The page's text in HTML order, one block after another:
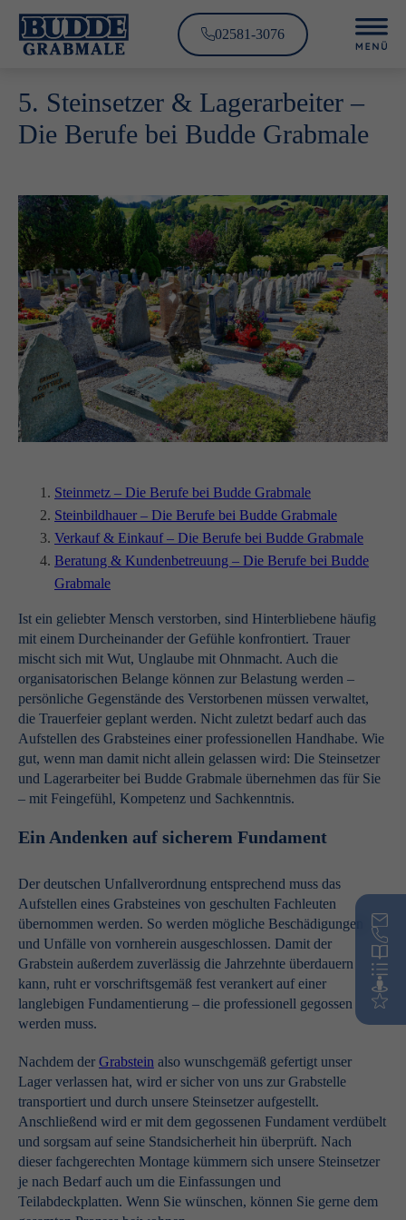
02581-3076
5. Steinsetzer & Lagerarbeiter –
Die Berufe bei Budde Grabmale
Steinmetz – Die Berufe bei Budde Grabmale
Steinbildhauer – Die Berufe bei Budde Grabmale
Verkauf & Einkauf – Die Berufe bei Budde Grabmale
Beratung & Kundenbetreuung – Die Berufe bei Budde
Grabmale
Ist ein geliebter Mensch verstorben, sind Hinterbliebene häufig
mit einem Durcheinander der Gefühle konfrontiert. Trauer
mischt sich mit Wut, Unglaube mit Ohnmacht. Auch die
organisatorischen Belange können zur Belastung werden –
persönliche Gegenstände des Verstorbenen müssen verwaltet,
die Trauerfeier geplant werden. Nicht zuletzt bedarf auch das
Aufstellen des Grabsteines einer professionellen Handhabe. Wie
gut, wenn man damit nicht allein gelassen wird: Die Steinsetzer
und Lagerarbeiter bei Budde Grabmale übernehmen das für Sie
– mit Feingefühl, Kompetenz und Sachkenntnis.
Ein Andenken auf sicherem Fundament
Der deutschen Unfallverordnung entsprechend muss das
Aufstellen eines Grabsteines von geschulten Fachleuten
übernommen werden. So werden mögliche Beschädigungen
und Unfälle von vornherein ausgeschlossen. Damit der
Grabstein außerdem zuverlässig die Jahrzehnte überdauern
kann, ruht er vorschriftsgemäß fest verankert auf einer
langlebigen Fundamentierung – die professionell gegossen
werden muss.
Nachdem der Grabstein also wunschgemäß gefertigt unser
Lager verlassen hat, wird er sicher von uns zur Grabstelle
transportiert und durch unsere Steinsetzer aufgestellt.
Anschließend wird er mit dem gegossenen Fundament verdübelt
und sorgsam auf seine Standsicherheit hin überprüft. Nach
dieser fachgerechten Montage kümmern sich unsere Steinsetzer
je nach Bedarf auch um die Einfassungen und
Teilabdeckplatten. Wenn Sie wünschen, können Sie gerne dem